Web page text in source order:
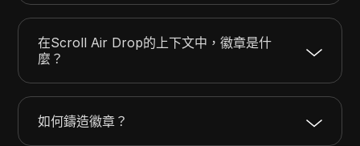
在Scroll Air Drop的上下文中，徽章是什
麼？
如何鑄造徽章？